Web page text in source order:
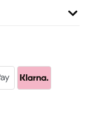
19/05/2023
um einen